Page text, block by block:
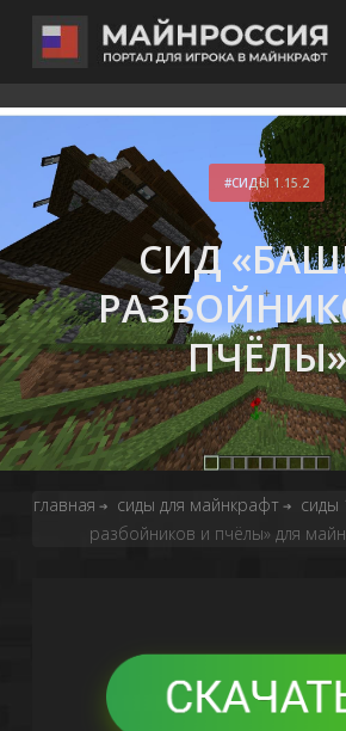
СИДЫ 1.15.2
СИД
ПЧЁЛЫ»
главная ➔ сиды для майнкрафт ➔ сиды
разбойников и пчёлы» для